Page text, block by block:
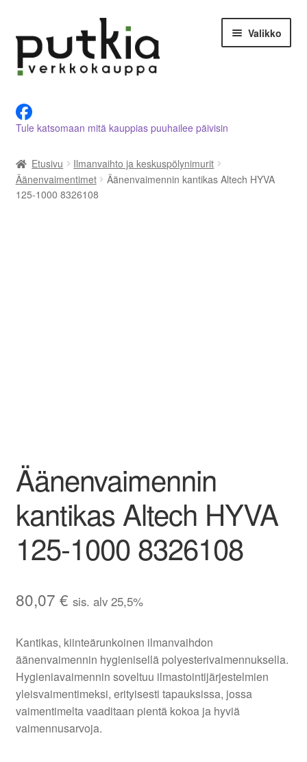
navigointiin
sisältöön
Valikko
Tietoja meistä
Asiakastilini
Ostoskori
Tule katsomaan mitä kauppias puuhailee päivisin
Etusivu
Ilmanvaihto ja keskuspölynimurit
Äänenvaimentimet
Äänenvaimennin kantikas Altech HYVA
125-1000 8326108
Äänenvaimennin
kantikas Altech HYVA
125-1000 8326108
80,07 € sis. alv 25,5%
Kantikas, kiinteärunkoinen ilmanvaihdon
äänenvaimennin hygienisellä polyesterivaimennuksella.
Hygieniavaimennin soveltuu ilmastointijärjestelmien
yleisvaimentimeksi, erityisesti tapauksissa, jossa
vaimentimelta vaaditaan pientä kokoa ja hyviä
vaimennusarvoja.